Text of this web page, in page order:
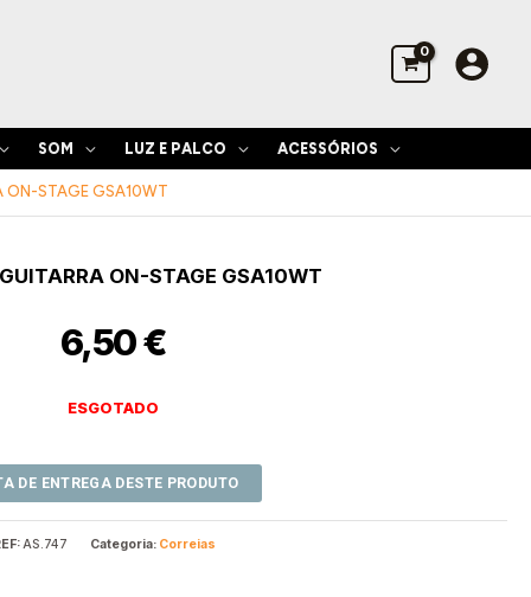
SOM LUZ E PALCO ACESSÓRIOS
ON-STAGE GSA10WT
ON-STAGE GSA10WT
6,50€
ESGOTADO
AS.747 Categoria: Correias